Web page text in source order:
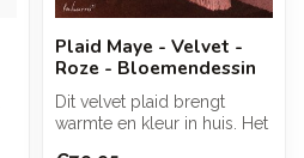
Plaid Maye - Velvet -
Roze - Bloemendessin
Dit velvet plaid brengt
warmte en kleur in huis. Het